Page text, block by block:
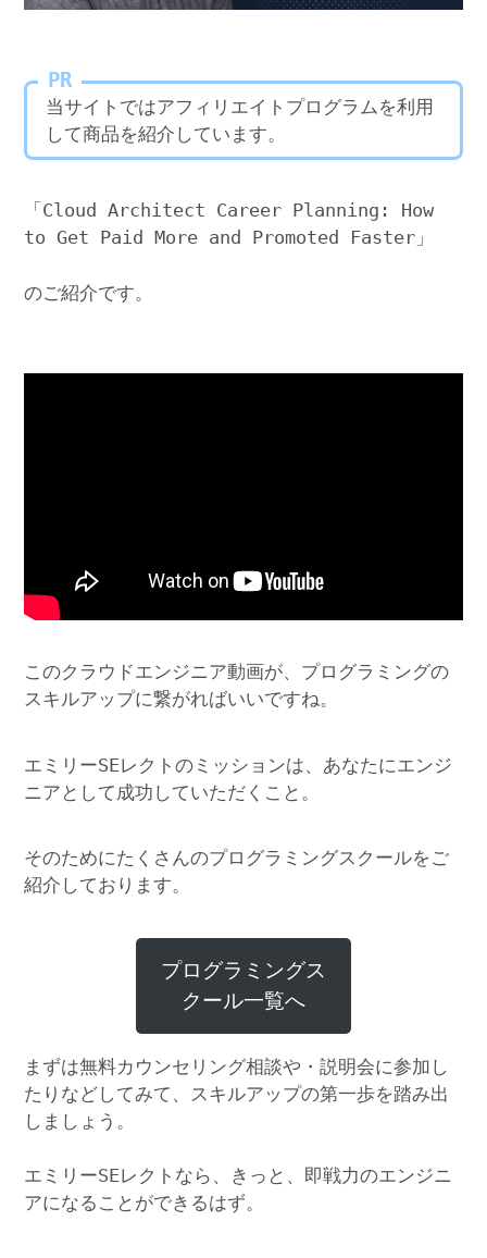
PR
当サイトではアフィリエイトプログラムを利用
して商品を紹介しています。
「Cloud Architect Career Planning: How
to Get Paid More and Promoted Faster」
のご紹介です。
このクラウドエンジニア動画が、プログラミングの
スキルアップに繋がればいいですね。
エミリーSEレクトのミッションは、あなたにエンジ
ニアとして成功していただくこと。
そのためにたくさんのプログラミングスクールをご
紹介しております。
プログラミングス
クール一覧へ
まずは無料カウンセリング相談や・説明会に参加し
たりなどしてみて、スキルアップの第一歩を踏み出
しましょう。
エミリーSEレクトなら、きっと、即戦力のエンジニ
アになることができるはず。